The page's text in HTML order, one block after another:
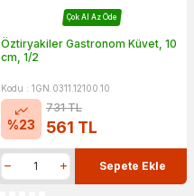
Çok Al Az Öde
Öztiryakiler Gastronom Küvet, 10
cm, 1/2
Kodu : 1GN.0311.12100.10
%23
731TL
561 TL
Sepete Ekle